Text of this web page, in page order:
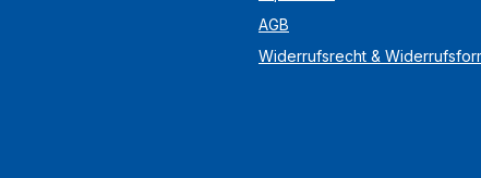
AGB
Widerrufsrecht &